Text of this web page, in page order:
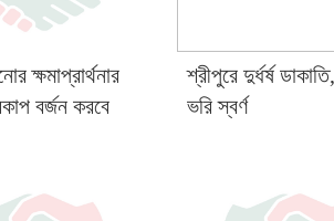
ক্ষমাপ্রার্থনার
বর্জন করবে
শ্রীপুরে দুর্ধর্ষ
ভরি স্বর্ণ